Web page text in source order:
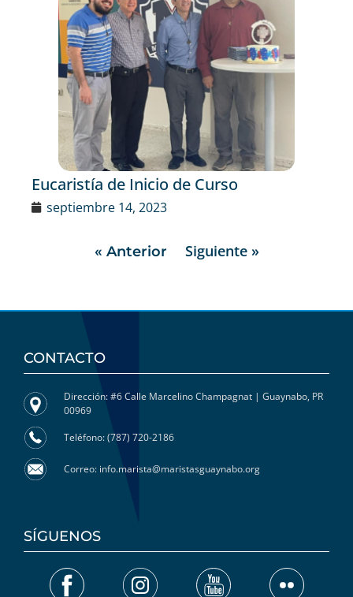
Eucaristía de Inicio de Curso
septiembre 14, 2023
« Anterior Siguiente »
CONTACTO
Dirección: #6 Calle Marcelino Champagnat | Guaynabo, PR
00969
Teléfono: (787) 720-2186
Correo: info.marista@maristasguaynabo.org
SÍGUENOS